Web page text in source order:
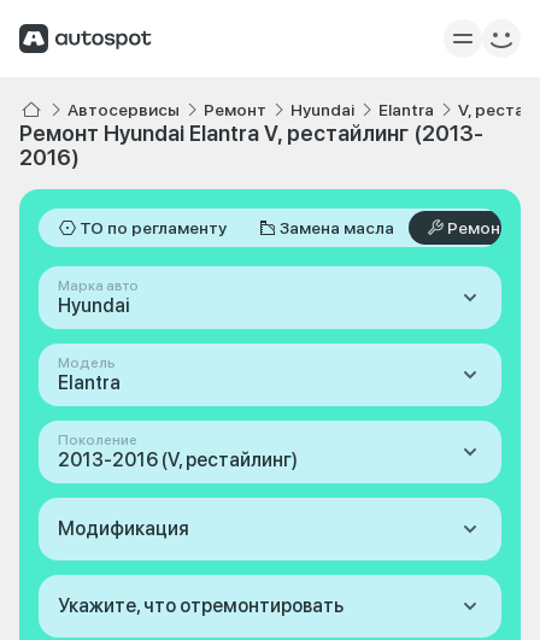
Автосервисы Ремонт Hyundai Elantra V,
Ремонт Hyundai Elantra V, рестайлинг (2013-
2016)
ТО по регламенту Замена масла Ремонт
Марка авто
Hyundai
Модель
Elantra
Поколение
2013-2016 (V, рестайлинг)
Модификация
Укажите, что отремонтировать